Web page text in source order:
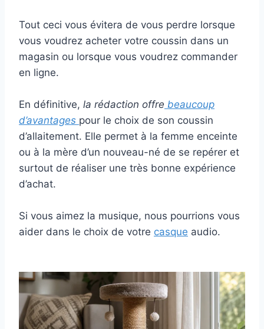
Tout ceci vous évitera de vous perdre lorsque
vous voudrez acheter votre coussin dans un
magasin ou lorsque vous voudrez commander
en ligne.
En définitive, la rédaction offre beaucoup
d’avantages pour le choix de son coussin
d’allaitement. Elle permet à la femme enceinte
ou à la mère d’un nouveau-né de se repérer et
surtout de réaliser une très bonne expérience
d’achat.
Si vous aimez la musique, nous pourrions vous
aider dans le choix de votre casque audio.